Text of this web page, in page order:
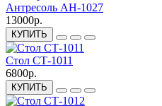
Антресоль АН-1027
13000р.
КУПИТЬ
Стол СТ-1011
6800р.
КУПИТЬ